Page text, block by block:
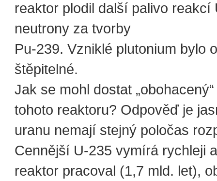
reaktor plodil další palivo reakcí
neutrony za tvorby
Pu-239. Vzniklé plutonium bylo
štěpitelné.
Jak se mohl dostat
tohoto reaktoru? Odpověď je
uranu nemají stejný poločas
Cennější U-235 vymírá rychleji
reaktor pracoval (1,7 mld. let),